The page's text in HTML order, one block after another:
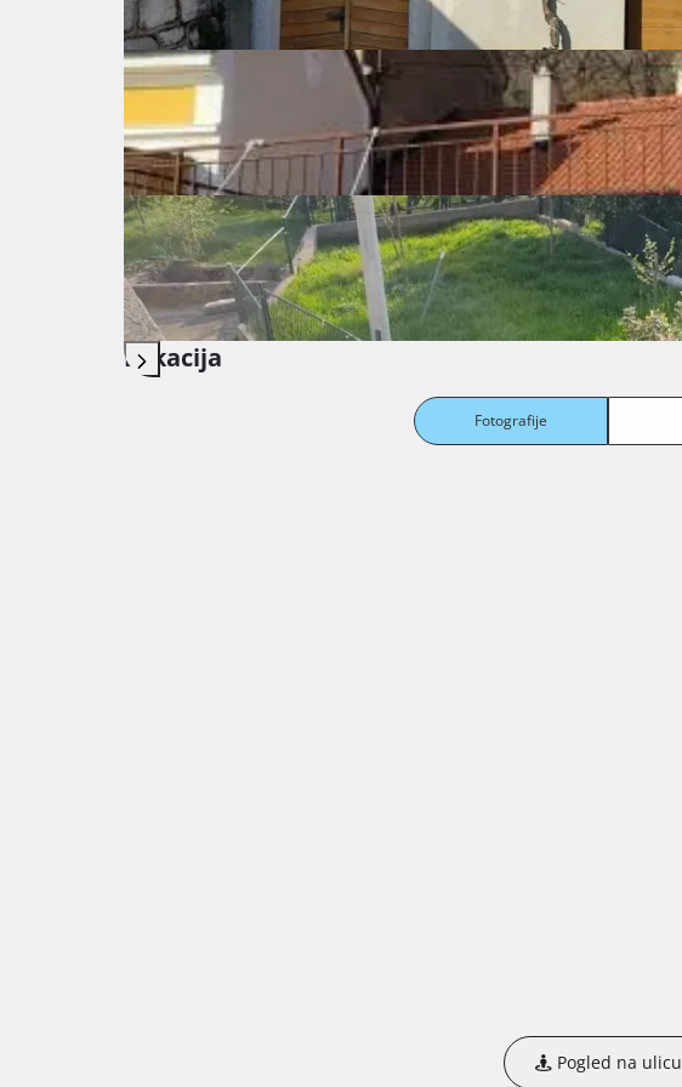
Fotografije
Parking Garaža
Spremište Vrt
Opremljenost nekretnine
Troškovi
Lokacija
Pogled na ulicu